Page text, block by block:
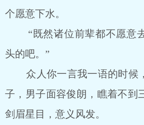
个愿意下水。
“既然诸位前辈都不愿意
头的吧。”
众人你一言我一语的时候
子，男子面容俊朗，瞧着不到
剑眉星目，意义风发。